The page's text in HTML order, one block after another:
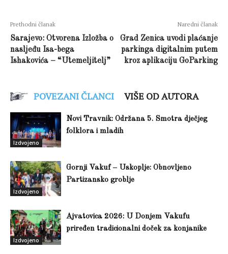
Prethodni članak
Sarajevo: Otvorena Izložba o
nasljeđu Isa-bega
Ishakovića – “Utemeljitelj”
Naredni članak
Grad Zenica uvodi plaćanje
parkinga digitalnim putem
kroz aplikaciju GoParking
POVEZANI ČLANCI VIŠE OD AUTORA
Izdvojeno
Novi Travnik: Održana 5. Smotra dječjeg
folklora i mladih
Izdvojeno
Gornji Vakuf – Uskoplje: Obnovljeno
Partizansko groblje
Izdvojeno
Ajvatovica 2026: U Donjem Vakufu
priređen tradicionalni doček za konjanike